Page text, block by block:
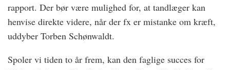
rapport. Der bør være mulighed for, at tandlæger kan
henvise direkte videre, når der fx er mistanke om kræft,
uddyber Torben Schønwaldt.
Spoler vi tiden to år frem, kan den faglige succes for